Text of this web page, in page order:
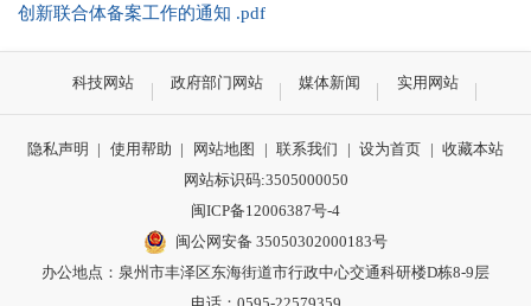
创新联合体备案工作的通知 .pdf
科技网站 政府部门网站 媒体新闻 实用网站
隐私声明 | 使用帮助 | 网站地图 | 联系我们 | 设为首页 | 收藏本站
网站标识码:3505000050
闽ICP备12006387号-4
闽公网安备 35050302000183号
办公地点：泉州市丰泽区东海街道市行政中心交通科研楼D栋8-9层
电话：0595-22579359